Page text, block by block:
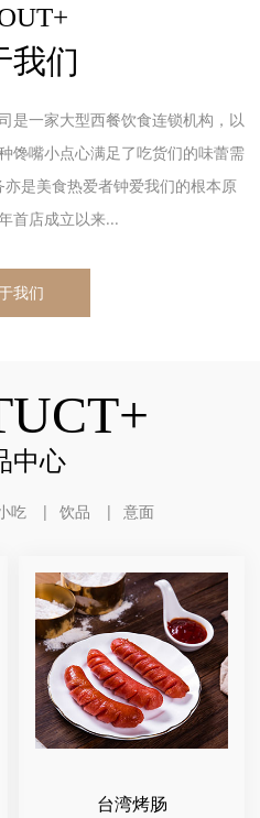
我们
是一家大型西餐饮食连锁机构，以
馋嘴小点心满足了吃货们的味蕾需
是美食热爱者钟爱我们的根本原
首店成立以来...
我们
中心
吃 饮品 意面
台湾烤肠